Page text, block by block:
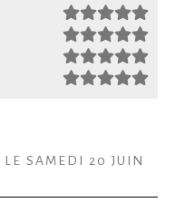
LE SAMEDI 20 JUIN